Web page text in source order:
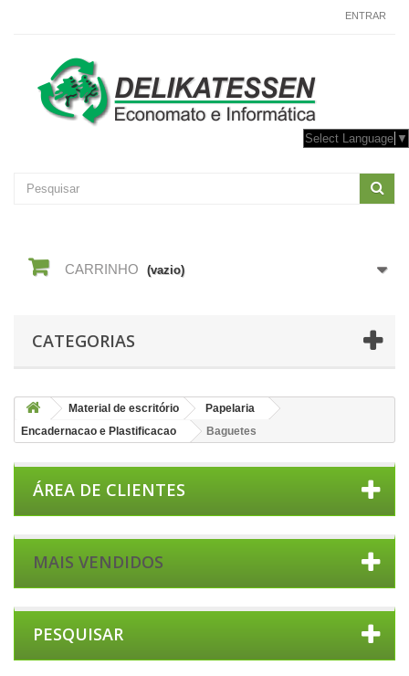
ENTRAR
Select Language ▼
CARRINHO (vazio)
CATEGORIAS
Material de escritório
Papelaria
Encadernacao e Plastificacao
Baguetes
ÁREA DE CLIENTES
MAIS VENDIDOS
PESQUISAR